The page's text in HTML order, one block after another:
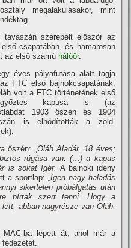
megalakulásakor, mint
tavaszán szerepelt először az
első csapatában, és hamarosan
az első számú hálóőr.
éves pályafutása alatt tagja
FTC első bajnokcsapatának,
volt a FTC történetének első
kapusa is (az
1903 őszén és 1904
is elhódí­tották a zöld-
őszén: „Oláh Aladár. 18 éves;
rúgása van. (…) a kapus
is sokat í­gér. A bajnoki idény
a sportlap: „Igen nagy haladás
sikertelen próbálgatás után
bí­rtak szert tenni. Hogy a
abban nagyrésze van Oláh-
MAC-ba lépett át, ahol már a
fedezetet.